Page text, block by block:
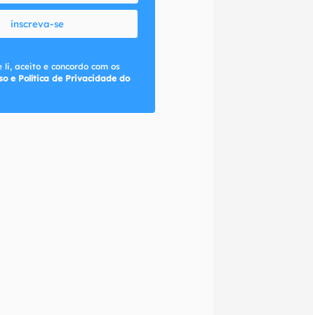
inscreva-se
li, aceito e concordo com os
e Política de Privacidade do